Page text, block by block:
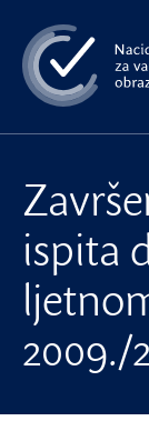
na
glavni
sadržaj
ispita
2009./